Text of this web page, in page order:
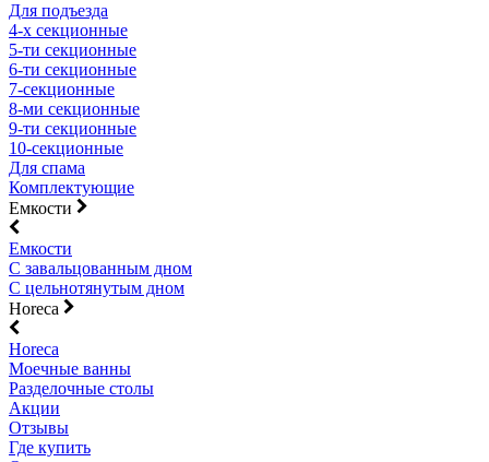
Для подъезда
4-х секционные
5-ти секционные
6-ти секционные
7-секционные
8-ми секционные
9-ти секционные
10-секционные
Для спама
Комплектующие
Емкости
Емкости
С завальцованным дном
С цельнотянутым дном
Horeca
Horeca
Моечные ванны
Разделочные столы
Акции
Отзывы
Где купить